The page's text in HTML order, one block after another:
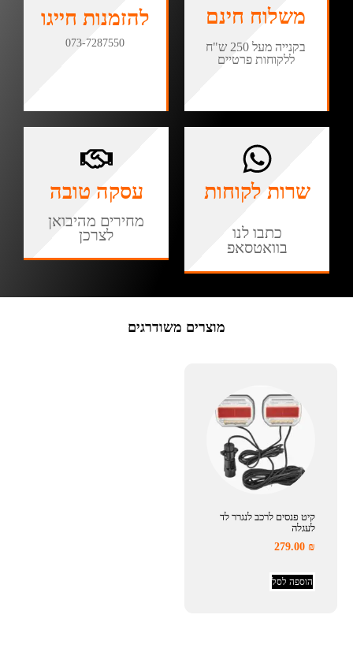
משלוח חינם
בקנייה מעל 250 ש"ח
ללקוחות פרטיים
להזמנות חייגו
073-7287550
שרות לקוחות
כתבו לנו
בוואטסאפ
עסקה טובה
מחירים מהיבואן
לצרכן
מוצרים משודרגים
קיט פנסים לרכב לנגרר לד
לעגלה
279.00₪
הוספה לסל